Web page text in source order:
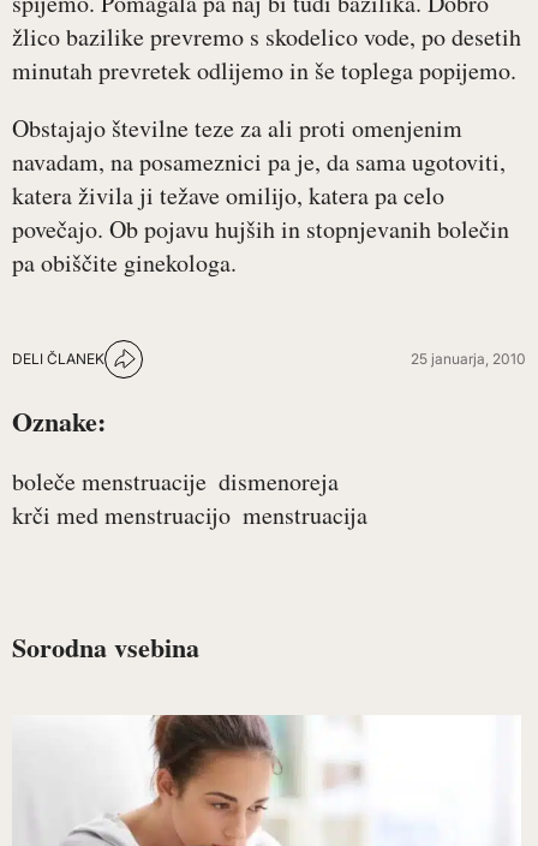
žlico bazilike prevremo s skodelico vode, po desetih
minutah prevretek odlijemo in še toplega popijemo.
Obstajajo številne teze za ali proti omenjenim
navadam, na posameznici pa je, da sama ugotoviti,
katera živila ji težave omilijo, katera pa celo
povečajo. Ob pojavu hujših in stopnjevanih bolečin
pa obiščite ginekologa.
DELI ČLANEK 25 januarja, 2010
Oznake:
boleče menstruacije dismenoreja
krči med menstruacijo menstruacija
Sorodna vsebina